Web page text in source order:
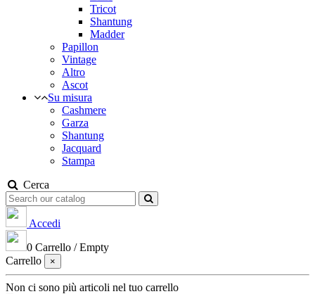
Tricot
Shantung
Madder
Papillon
Vintage
Altro
Ascot
Su misura
Cashmere
Garza
Shantung
Jacquard
Stampa
Cerca
Accedi
0 Carrello /Empty
Carrello
×
Non ci sono più articoli nel tuo carrello